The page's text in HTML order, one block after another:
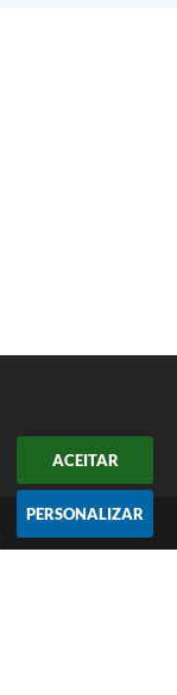
ACEITAR
PERSONALIZAR